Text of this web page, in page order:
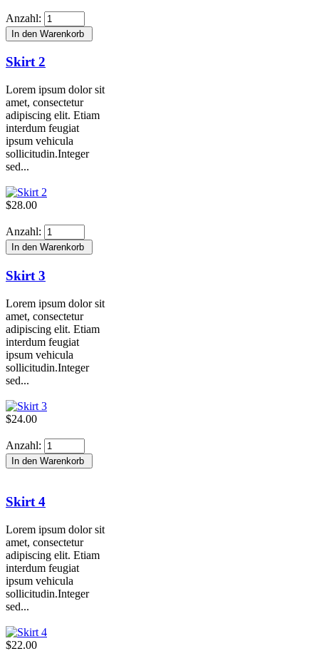
Anzahl:
Skirt 2
Lorem ipsum dolor sit
amet, consectetur
adipiscing elit. Etiam
interdum feugiat
ipsum vehicula
sollicitudin.Integer
sed...
$28.00
Anzahl:
Skirt 3
Lorem ipsum dolor sit
amet, consectetur
adipiscing elit. Etiam
interdum feugiat
ipsum vehicula
sollicitudin.Integer
sed...
$24.00
Anzahl:
Skirt 4
Lorem ipsum dolor sit
amet, consectetur
adipiscing elit. Etiam
interdum feugiat
ipsum vehicula
sollicitudin.Integer
sed...
$22.00